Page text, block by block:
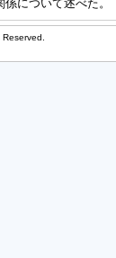
について述べた。